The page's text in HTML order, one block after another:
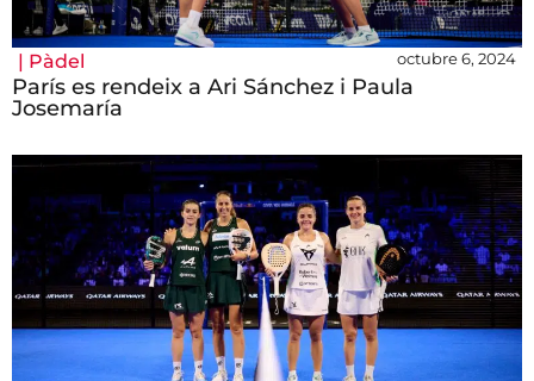
| Pàdel octubre 6, 2024
París es rendeix a Ari Sánchez i Paula
Josemaría